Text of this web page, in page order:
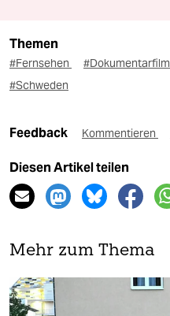
Themen
#Fernsehen #Dokumentarfilm
#Schweden
Feedback Kommentieren
Diesen Artikel teilen
Mehr zum Thema